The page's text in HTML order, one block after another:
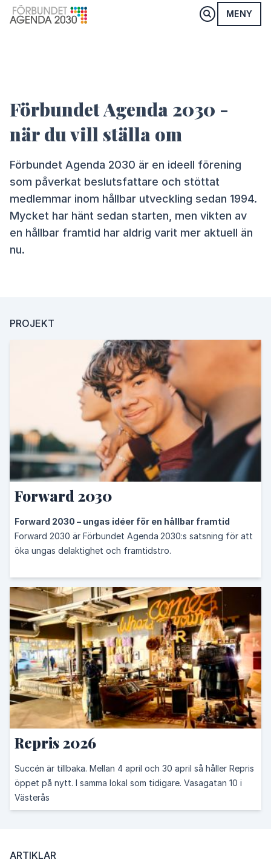
MENY
Förbundet Agenda 2030 -
när du vill ställa om
Förbundet Agenda 2030 är en ideell förening
som påverkat beslutsfattare och stöttat
medlemmar inom hållbar utveckling sedan 1994.
Mycket har hänt sedan starten, men vikten av
en hållbar framtid har aldrig varit mer aktuell än
nu. ⁠
PROJEKT
Forward 2030
Forward 2030 – ungas idéer för en hållbar framtid
Forward 2030 är Förbundet Agenda 2030:s satsning för att
öka ungas delaktighet och framtidstro.
Repris 2026
Succén är tillbaka. Mellan 4 april och 30 april så håller Repris
öppet på nytt. I samma lokal som tidigare. Vasagatan 10 i
Västerås
ARTIKLAR